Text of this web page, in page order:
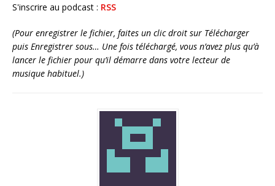
S'inscrire au podcast : RSS
(Pour enregistrer le fichier, faites un clic droit sur Télécharger
puis Enregistrer sous… Une fois téléchargé, vous n’avez plus qu’à
lancer le fichier pour qu’il démarre dans votre lecteur de
musique habituel.)